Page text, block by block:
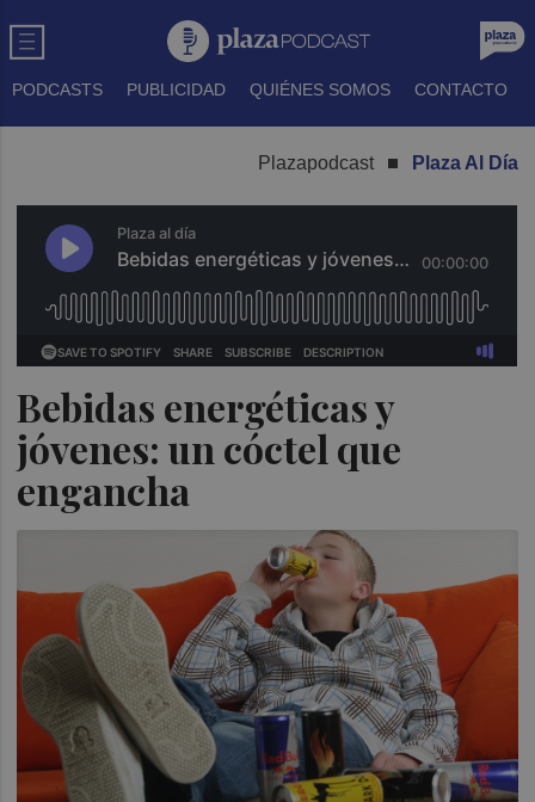
PODCASTS PUBLICIDAD QUIÉNES SOMOS CONTACTO
Plazapodcast Plaza Al Día
Bebidas energéticas y
jóvenes: un cóctel que
engancha